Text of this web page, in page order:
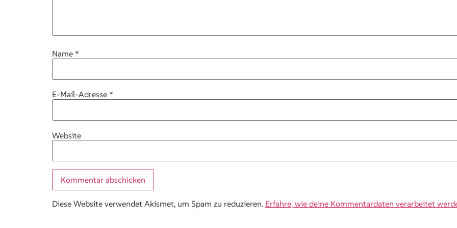
Name *
E-Mail-Adresse *
Website
Diese Website verwendet Akismet, um Spam zu reduzieren. Erfahre, wie deine Kommentardaten verarbeitet